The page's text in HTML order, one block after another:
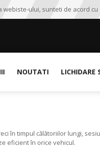
webiste-ului, sunteti de acord
NOUTATI LICHIDARE
în timpul călătoriilor lungi,
eficient în orice vehicul.